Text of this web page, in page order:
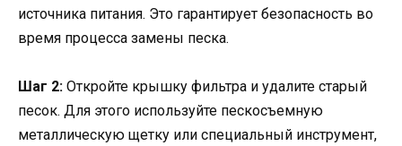
источника питания. Это гарантирует безопасность во
время процесса замены песка.
Шаг 2: Откройте крышку фильтра и удалите старый
песок. Для этого используйте пескосъемную
металлическую щетку или специальный инструмент,